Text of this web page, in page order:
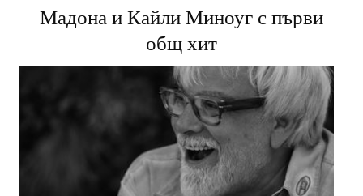
Мадона и Кайли Миноуг с първи
общ хит